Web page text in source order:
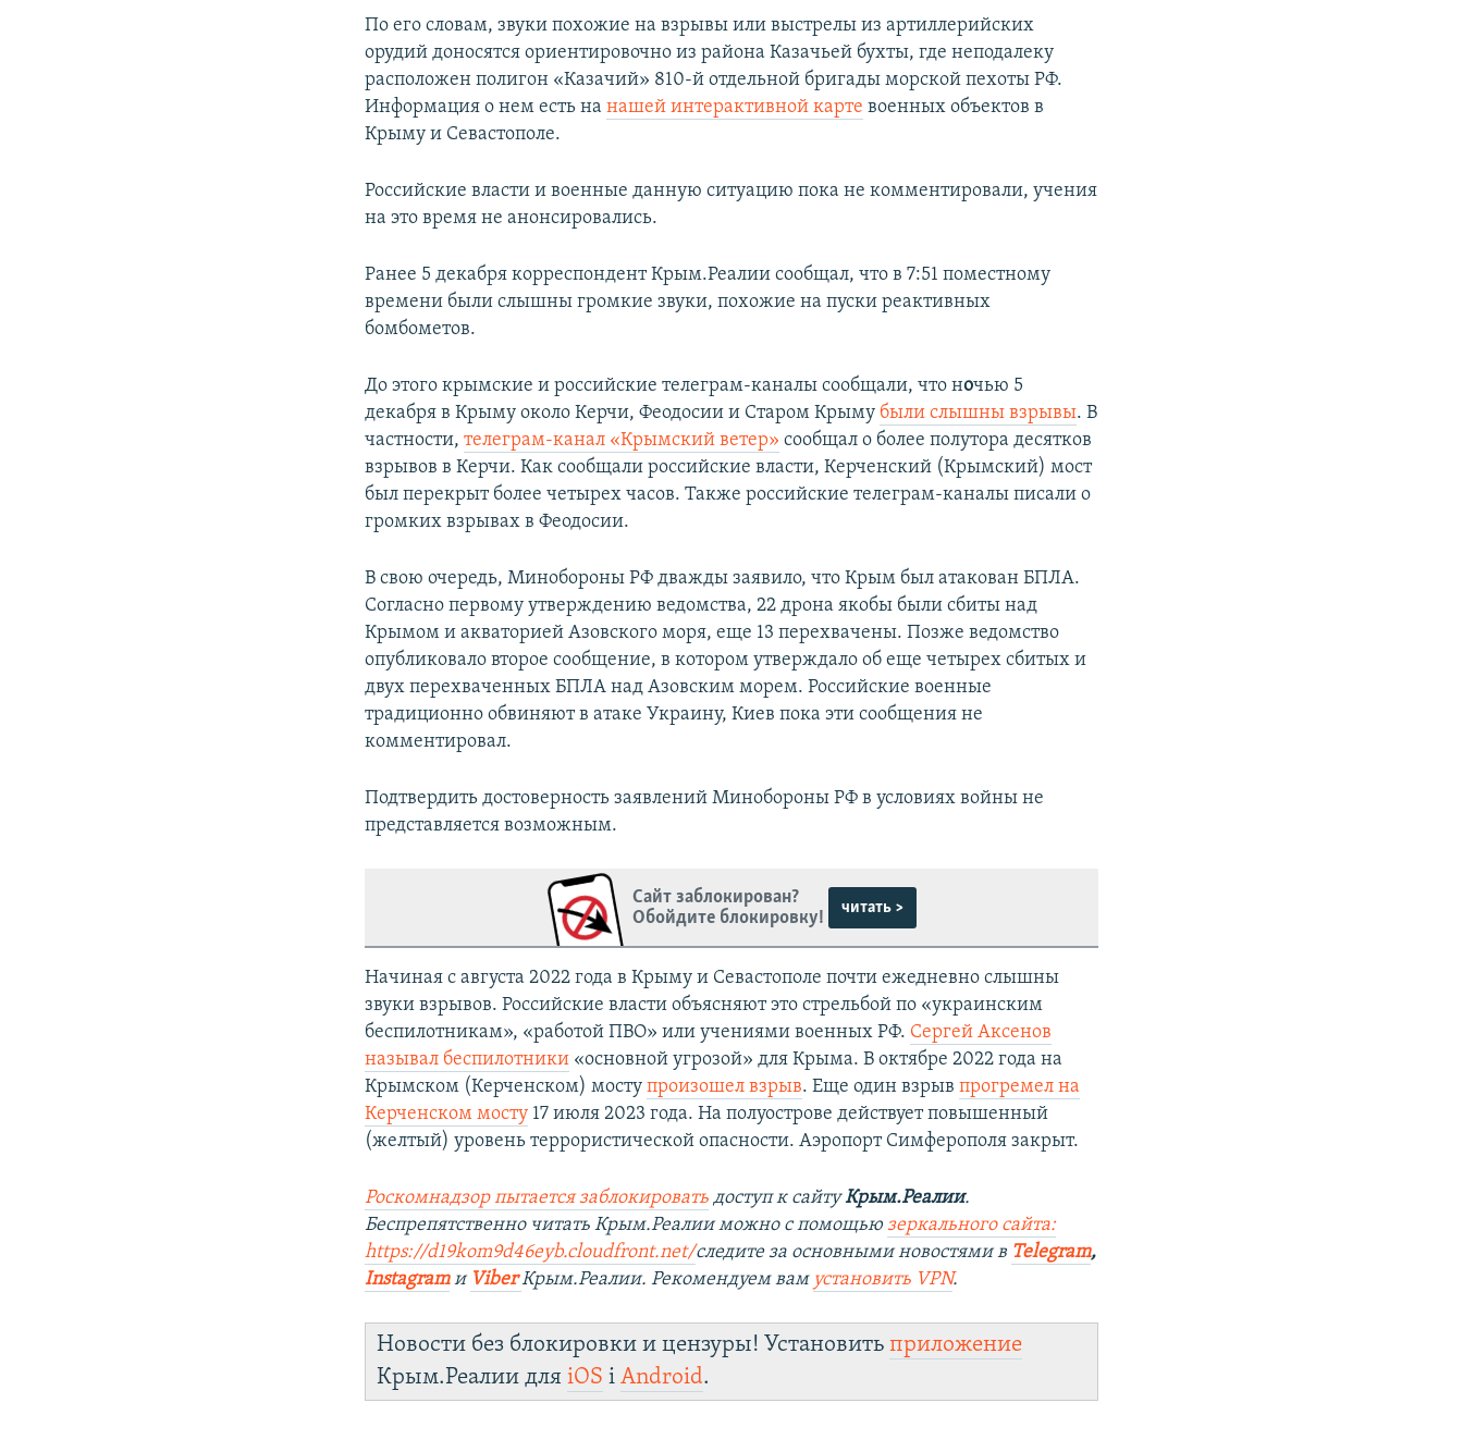
По его словам, звуки похожие на взрывы или выстрелы из артиллерийских
орудий доносятся ориентировочно из района Казачьей бухты, где неподалеку
расположен полигон «Казачий» 810-й отдельной бригады морской пехоты РФ.
Информация о нем есть нанашей интерактивной карте военных объектов в
Крыму и Севастополе.
Российские власти и военные данную ситуацию пока не комментировали, учения
на это время не анонсировались.
Ранее 5 декабря корреспондент Крым.Реалии сообщал, что в 7:51 поместному
времени были слышны громкие звуки, похожие на пуски реактивных
бомбометов.
До этого крымские и российские телеграм-каналы сообщали, что ночью 5
декабря в Крыму около Керчи, Феодосии и Старом Крыму были слышны взрывы. В
частности,телеграм-канал «Крымский ветер» сообщал о более полутора десятков
взрывов в Керчи. Как сообщали российские власти, Керченский (Крымский) мост
был перекрыт более четырех часов. Также российские телеграм-каналы писали о
громких взрывах в Феодосии.
В свою очередь, Минобороны РФ дважды заявило, что Крым был атакован БПЛА.
Согласно первому утверждению ведомства, 22 дрона якобы были сбиты над
Крымом и акваторией Азовского моря, еще 13 перехвачены. Позже ведомство
опубликовало второе сообщение, в котором утверждало об еще четырех сбитых и
двух перехваченных БПЛА над Азовским морем. Российские военные
традиционно обвиняют в атаке Украину, Киев пока эти сообщения не
комментировал.
Подтвердить достоверность заявлений Минобороны РФ в условиях войны не
представляется возможным.
Сайт заблокирован?
Обойдите блокировку!
читать >
Начиная с августа 2022 года в Крыму и Севастополе почти ежедневно слышны
звуки взрывов. Российские власти объясняют это стрельбой по «украинским
беспилотникам», «работой ПВО» или учениями военных РФ. Сергей Аксенов
называл беспилотники «основной угрозой» для Крыма. В октябре 2022 года на
Крымском (Керченском) моступроизошел взрыв. Еще один взрывпрогремел на
Керченском мосту 17 июля 2023 года. На полуострове действует повышенный
(желтый) уровень террористической опасности. Аэропорт Симферополя закрыт.
Роскомнадзор пытается заблокировать доступ к сайтуКрым.Реалии.
Беспрепятственно читать Крым.Реалии можно с помощьюзеркального сайта:
https://d19kom9d46eyb.cloudfront.net/следите за основными новостями в Telegram,
Instagram и Viber Крым.Реалии. Рекомендуем вам установить VPN.
Новости без блокировки и цензуры! Установитьприложение
Крым.Реалии дляiOS іAndroid.